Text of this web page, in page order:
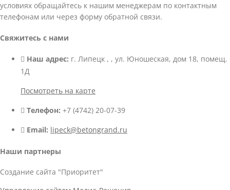
условиях обращайтесь к нашим менеджерам по контактным
телефонам или через форму обратной связи.
Свяжитесь с нами
Наш адрес: г. Липецк , , ул. Юношеская, дом 18, помещ.
1Д
Посмотреть на карте
Телефон: +7 (4742) 20-07-39
Email: lipeck@betongrand.ru
Наши партнеры
Создание сайта "Приоритет"